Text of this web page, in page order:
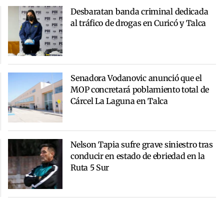
Desbaratan banda criminal dedicada
al tráfico de drogas en Curicó y Talca
Senadora Vodanovic anunció que el
MOP concretará poblamiento total de
Cárcel La Laguna en Talca
Nelson Tapia sufre grave siniestro tras
conducir en estado de ebriedad en la
Ruta 5 Sur